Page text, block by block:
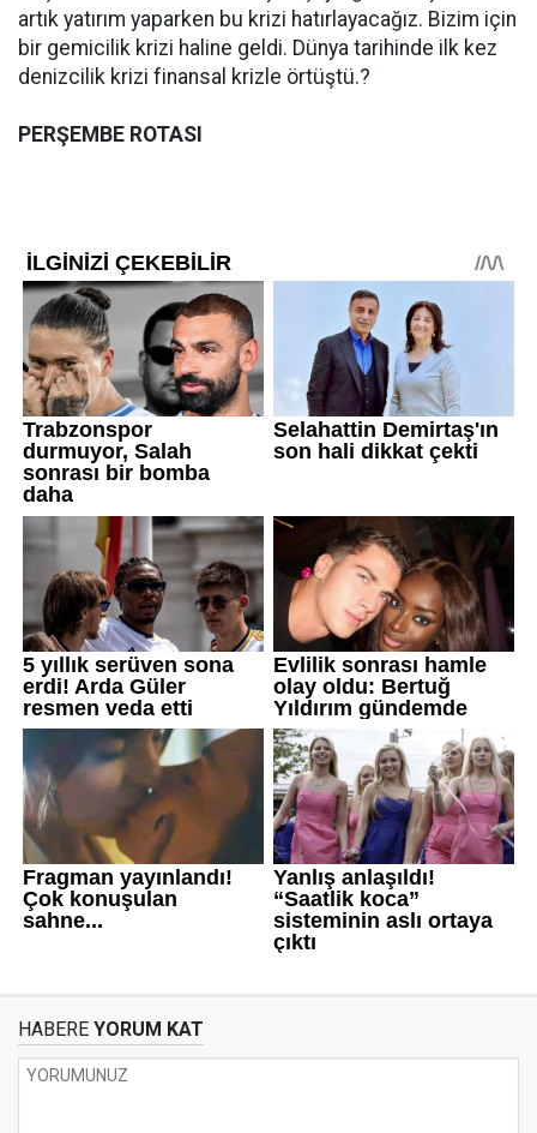
artık yatırım yaparken bu krizi hatırlayacağız. Bizim için
bir gemicilik krizi haline geldi. Dünya tarihinde ilk kez
denizcilik krizi finansal krizle örtüştü.?
PERŞEMBE ROTASI
HABERE YORUM KAT